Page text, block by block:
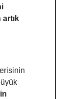
artık